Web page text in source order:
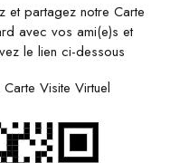
et partagez notre Carte
avec vos ami(e)s et
le lien ci-dessous :
Visite Virtuel